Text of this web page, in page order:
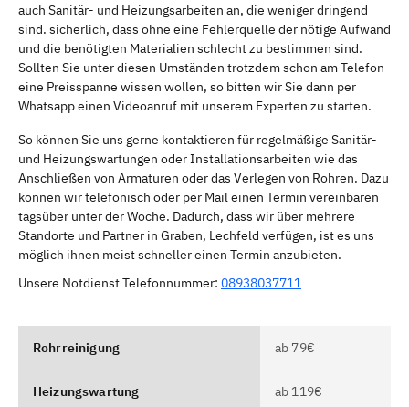
auch Sanitär- und Heizungsarbeiten an, die weniger dringend
sind. sicherlich, dass ohne eine Fehlerquelle der nötige Aufwand
und die benötigten Materialien schlecht zu bestimmen sind.
Sollten Sie unter diesen Umständen trotzdem schon am Telefon
eine Preisspanne wissen wollen, so bitten wir Sie dann per
Whatsapp einen Videoanruf mit unserem Experten zu starten.
So können Sie uns gerne kontaktieren für regelmäßige Sanitär-
und Heizungswartungen oder Installationsarbeiten wie das
Anschließen von Armaturen oder das Verlegen von Rohren. Dazu
können wir telefonisch oder per Mail einen Termin vereinbaren
tagsüber unter der Woche. Dadurch, dass wir über mehrere
Standorte und Partner in Graben, Lechfeld verfügen, ist es uns
möglich ihnen meist schneller einen Termin anzubieten.
Unsere Notdienst Telefonnummer: 08938037711
Rohrreinigung ab 79€
Heizungswartung ab 119€